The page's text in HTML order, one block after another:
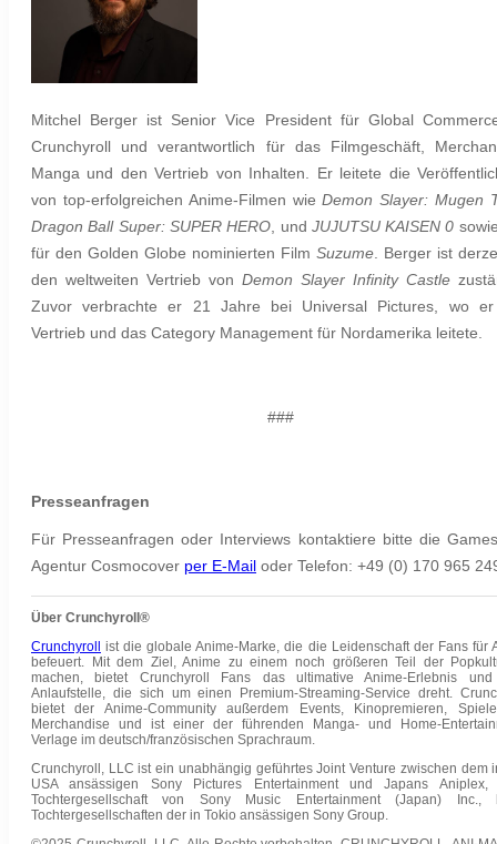
Mitchel Berger ist Senior Vice President für Global
Crunchyroll und verantwortlich für das Filmgeschäft,
Manga und den Vertrieb von Inhalten. Er leitete die
von top-erfolgreichen Anime-Filmen wieDemon Slayer: Mugen
Dragon Ball Super: SUPER HERO, und JUJUTSU KAISEN 0
für den Golden Globe nominierten Film Suzume. Berger ist
den weltweiten Vertrieb von Demon Slayer Infinity Castle
Zuvor verbrachte er 21 Jahre bei Universal Pictures, wo
Vertrieb und das Category Management für Nordamerika leitete.
###
Presseanfragen
Für Presseanfragen oder Interviews kontaktiere bitte die
Agentur Cosmocover per E-Mail oder Telefon: +49 (0) 170 965
Über Crunchyroll®
Crunchyroll
ist die globale Anime-Marke, die die Leidenschaft der Fans für
befeuert. Mit dem Ziel, Anime zu einem noch größeren Teil der
machen, bietet Crunchyroll Fans das ultimative Anime-Erlebnis
Anlaufstelle, die sich um einen Premium-Streaming-Service dreht.
bietet der Anime-Community außerdem Events, Kinopremieren,
Merchandise und ist einer der führenden Manga- und Home-
Verlage im deutsch/französischen Sprachraum.
Crunchyroll, LLC ist ein unabhängig geführtes Joint Venture zwischen dem
USA ansässigen Sony Pictures Entertainment und Japans Aniplex,
Tochtergesellschaft von Sony Music Entertainment (Japan) Inc.,
Tochtergesellschaften der in Tokio ansässigen Sony Group.